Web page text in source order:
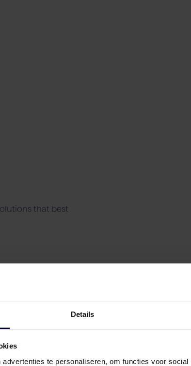
Details
te personaliseren, om functies voor social
that best